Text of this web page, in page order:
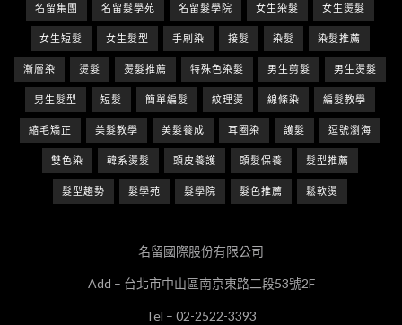
名留集團 名留髮學苑 名留髮學院 女生染髮 女生燙髮
女生短髮 女生髮型 手刷染 接髮 染髮 染髮推薦
漸層染 燙髮 燙髮推薦 特殊色染髮 男生剪髮 男生燙髮
男生髮型 短髮 簡單編髮 紋理燙 線條染 編髮教學
縮毛矯正 美髮教學 美髮養成 耳圈染 護髮 逗號瀏海
雙色染 韓系燙髮 頭皮養護 頭髮保養 髮型推薦
髮型趨勢 髮學苑 髮學院 髮色推薦 鬆軟燙
名留國際股份有限公司
Add – 台北市中山區南京東路二段53號2F
Tel – 02-2522-3393